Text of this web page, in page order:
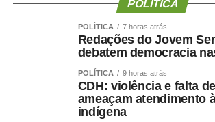
Delegado Sérgio
Caio Cordeiro
Doutora Débora
Professor Haroldo
Cabo Menegatti
POLÍTICA
POLÍTICA 7 horas atrás
Redações do Jovem
debatem democracia
POLÍTICA 9 horas atrás
CDH: violência e falta
ameaçam atendimento
indígena